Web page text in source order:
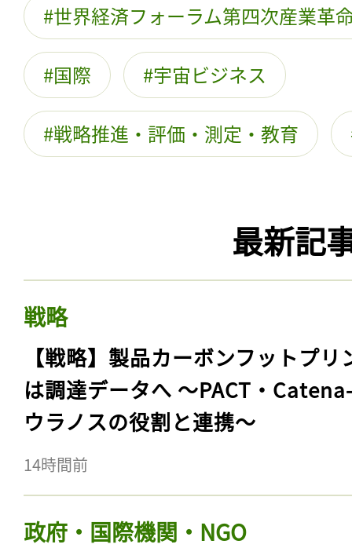
世界経済フォーラム第四次産業革
国際 宇宙ビジネス
戦略推進・評価・測定・教育
最新記
戦略
【戦略】製品カーボンフットプリ
は調達データへ 〜PACT・
ウラノスの役割と連携〜
14時間前
政府・国際機関・NGO